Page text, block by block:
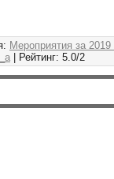
: Мероприятия за 2019
| Рейтинг: 5.0/2